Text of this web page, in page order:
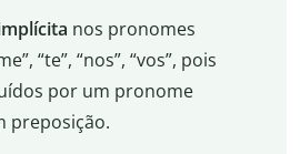
nos pronomes
“te”, “nos”, “vos”, pois
por um pronome
preposição.